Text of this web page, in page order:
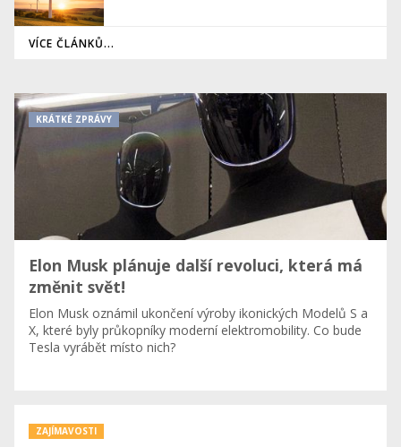
VÍCE ČLÁNKŮ...
Elon Musk plánuje další revoluci, která má
změnit svět!
Elon Musk oznámil ukončení výroby ikonických Modelů S a
X, které byly průkopníky moderní elektromobility. Co bude
Tesla vyrábět místo nich?
KRÁTKÉ ZPRÁVY
ZAJÍMAVOSTI